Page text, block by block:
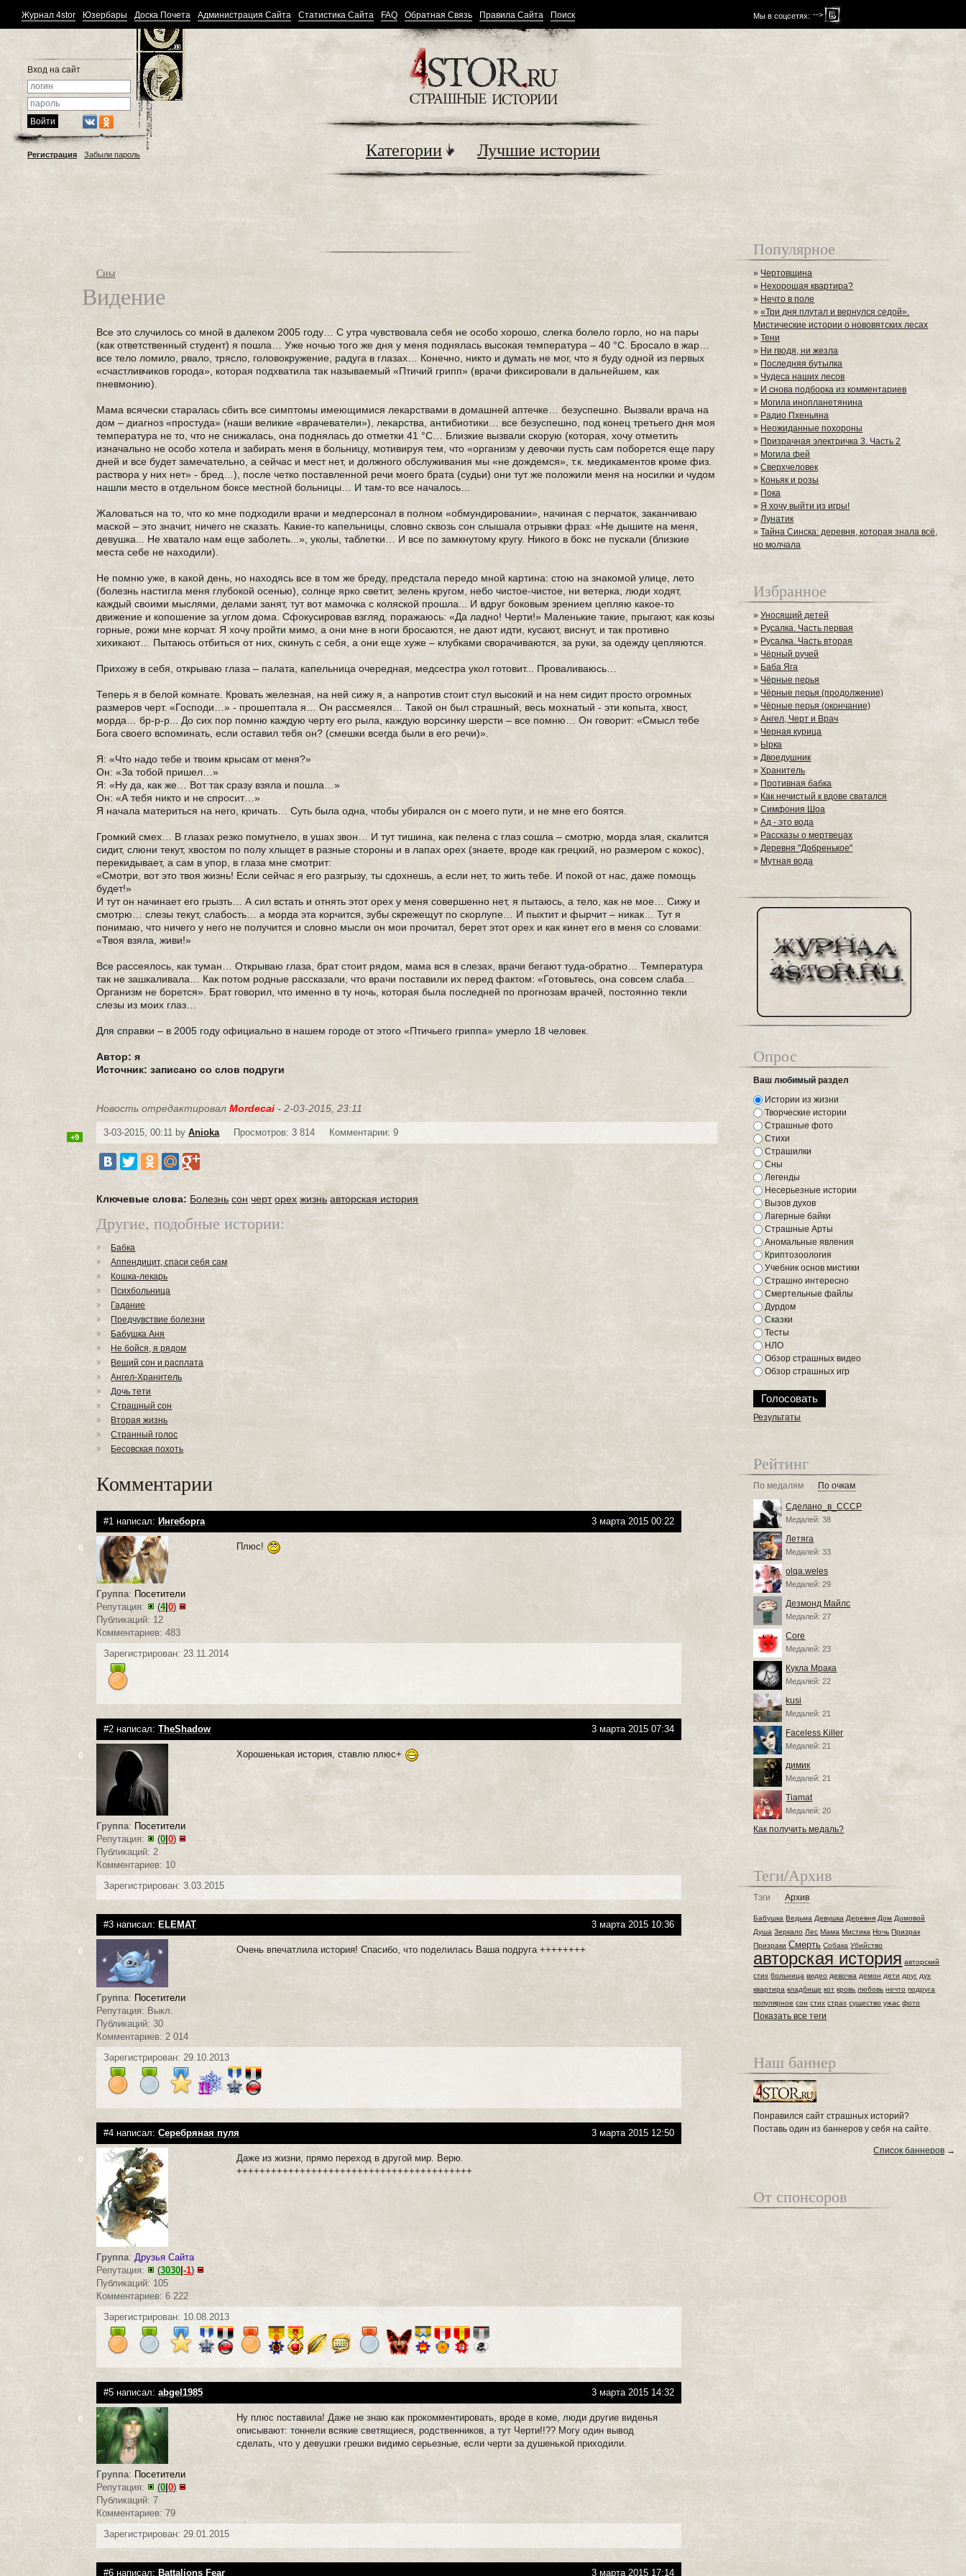
Мы в соцсетях: -->
Журнал 4stor Юзербары Доска Почета Администрация Сайта Статистика Сайта FAQ Обратная Связь Правила Сайта Поиск
Вход на сайт
Регистрация Забыли пароль Категории Лучшие истории
Сны
Видение
Все это случилось со мной в далеком 2005 году… С утра чувствовала себя не особо хорошо, слегка болело горло, но на пары
(как ответственный студент) я пошла… Уже ночью того же дня у меня поднялась высокая температура – 40 °С. Бросало в жар…
все тело ломило, рвало, трясло, головокружение, радуга в глазах… Конечно, никто и думать не мог, что я буду одной из первых
«счастливчиков города», которая подхватила так называемый «Птичий грипп» (врачи фиксировали в дальнейшем, как
пневмонию).
Мама всячески старалась сбить все симптомы имеющимися лекарствами в домашней аптечке… безуспешно. Вызвали врача на
дом – диагноз «простуда» (наши великие «врачеватели»), лекарства, антибиотики… все безуспешно, под конец третьего дня моя
температура не то, что не снижалась, она поднялась до отметки 41 °С… Близкие вызвали скорую (которая, хочу отметить
изначально не особо хотела и забирать меня в больницу, мотивируя тем, что «организм у девочки пусть сам поборется еще пару
дней и все будет замечательно, а сейчас и мест нет, и должного обслуживания мы «не дождемся», т.к. медикаментов кроме физ.
раствора у них нет» - бред…), после четко поставленной речи моего брата (судьи) они тут же положили меня на носилки и чудом
нашли место в отдельном боксе местной больницы… И там-то все началось…
Жаловаться на то, что ко мне подходили врачи и медперсонал в полном «обмундировании», начиная с перчаток, заканчиваю
маской – это значит, ничего не сказать. Какие-то капельницы, словно сквозь сон слышала отрывки фраз: «Не дышите на меня,
девушка... Не хватало нам еще заболеть...», уколы, таблетки… И все по замкнутому кругу. Никого в бокс не пускали (близкие
места себе не находили).
Не помню уже, в какой день, но находясь все в том же бреду, предстала передо мной картина: стою на знакомой улице, лето
(болезнь настигла меня глубокой осенью), солнце ярко светит, зелень кругом, небо чистое-чистое, ни ветерка, люди ходят,
каждый своими мыслями, делами занят, тут вот мамочка с коляской прошла... И вдруг боковым зрением цепляю какое-то
движение и копошение за углом дома. Сфокусировав взгляд, поражаюсь: «Да ладно! Черти!» Маленькие такие, прыгают, как козы
горные, рожи мне корчат. Я хочу пройти мимо, а они мне в ноги бросаются, не дают идти, кусают, виснут, и так противно
хихикают… Пытаюсь отбиться от них, скинуть с себя, а они еще хуже – клубками сворачиваются, за руки, за одежду цепляются.
Прихожу в себя, открываю глаза – палата, капельница очередная, медсестра укол готовит... Проваливаюсь…
Теперь я в белой комнате. Кровать железная, на ней сижу я, а напротив стоит стул высокий и на нем сидит просто огромных
размеров черт. «Господи…» - прошептала я… Он рассмеялся… Такой он был страшный, весь мохнатый - эти копыта, хвост,
морда… бр-р-р... До сих пор помню каждую черту его рыла, каждую ворсинку шерсти – все помню… Он говорит: «Смысл тебе
Бога своего вспоминать, если оставил тебя он? (смешки всегда были в его речи)».
Я: «Что надо тебе и твоим крысам от меня?»
Он: «За тобой пришел…»
Я: «Ну да, как же… Вот так сразу взяла и пошла…»
Он: «А тебя никто и не спросит…»
Я начала материться на него, кричать… Суть была одна, чтобы убирался он с моего пути, и не мне его боятся.
Громкий смех… В глазах резко помутнело, в ушах звон… И тут тишина, как пелена с глаз сошла – смотрю, морда злая, скалится
сидит, слюни текут, хвостом по полу хлыщет в разные стороны и в лапах орех (знаете, вроде как грецкий, но размером с кокос),
перекидывает, а сам в упор, в глаза мне смотрит:
«Смотри, вот это твоя жизнь! Если сейчас я его разгрызу, ты сдохнешь, а если нет, то жить тебе. И покой от нас, даже помощь
будет!»
И тут он начинает его грызть… А сил встать и отнять этот орех у меня совершенно нет, я пытаюсь, а тело, как не мое… Сижу и
смотрю… слезы текут, слабость… а морда эта корчится, зубы скрежещут по скорлупе… И пыхтит и фырчит – никак… Тут я
понимаю, что ничего у него не получится и словно мысли он мои прочитал, берет этот орех и как кинет его в меня со словами:
«Твоя взяла, живи!»
Все рассеялось, как туман… Открываю глаза, брат стоит рядом, мама вся в слезах, врачи бегают туда-обратно… Температура
так не зашкаливала… Как потом родные рассказали, что врачи поставили их перед фактом: «Готовьтесь, она совсем слаба…
Организм не борется». Брат говорил, что именно в ту ночь, которая была последней по прогнозам врачей, постоянно текли
слезы из моих глаз…
Для справки – в 2005 году официально в нашем городе от этого «Птичьего гриппа» умерло 18 человек.
Автор: я
Источник: записано со слов подруги
Новость отредактировалMordecai - 2-03-2015, 23:11
3-03-2015, 00:11 byAnioka Просмотров: 3 814 Комментарии: 9
+9
Ключевые слова: Болезнь сон черт орех жизнь авторская история
Другие, подобные истории:
Бабка
Аппендицит, спаси себя сам
Кошка-лекарь
Психбольница
Гадание
Предчувствие болезни
Бабушка Аня
Не бойся, я рядом
Вещий сон и расплата
Ангел-Хранитель
Дочь тети
Страшный сон
Вторая жизнь
Странный голос
Бесовская похоть
Комментарии
#1 написал: Ингеборга 3 марта 2015 00:22
0
Группа: Посетители
Репутация:
(4|0)
Публикаций: 12
Комментариев: 483
Плюс!
Зарегистрирован: 23.11.2014
#2 написал:TheShadow 3 марта 2015 07:34
0
Группа: Посетители
Репутация:
(0 |0)
Публикаций: 2
Комментариев: 10
Хорошенькая история, ставлю плюс+
Зарегистрирован: 3.03.2015
#3 написал: ELEMAT 3 марта 2015 10:36
0
Группа: Посетители
Репутация: Выкл.
Публикаций: 30
Комментариев: 2 014
Очень впечатлила история! Спасибо, что поделилась Ваша подруга ++++++++
Зарегистрирован: 29.10.2013
#4 написал:Серебряная пуля 3 марта 2015 12:50
0
Группа: Друзья Сайта
Репутация:
(3030|-1)
Публикаций: 105
Комментариев: 6 222
Даже из жизни, прямо переход в другой мир. Верю.
+++++++++++++++++++++++++++++++++++++++++
Зарегистрирован: 10.08.2013
#5 написал:abgel1985 3 марта 2015 14:32
0
Группа: Посетители
Репутация:
(0 |0)
Публикаций: 7
Комментариев: 79
Ну плюс поставила! Даже не знаю как прокомментировать, вроде в коме, люди другие виденья
описывают: тоннели всякие светящиеся, родственников, а тут Черти!!?? Могу один вывод
сделать, что у девушки грешки видимо серьезные, если черти за душенькой приходили.
Зарегистрирован: 29.01.2015
#6 написал: Battalions Fear 3 марта 2015 17:14
Популярное
» Чертовщина
» Нехорошая квартира?
» Нечто в поле
»«Три дня плутал и вернулся седой».
Мистические истории о нововятских лесах
»Тени
» Ни гводя, ни жезла
» Последняя бутылка
» Чудеса наших лесов
» И снова подборка из комментариев
» Могила инопланетянина
» Радио Пхеньяна
» Неожиданные похороны
» Призрачная электричка 3. Часть 2
» Могила фей
»Сверхчеловек
» Коньяк и розы
» Пока
»Я хочу выйти из игры!
»Лунатик
»Тайна Синска: деревня, которая знала всё,
но молчала
Избранное
»Уносящий детей
» Русалка. Часть первая
» Русалка. Часть вторая
» Чёрный ручей
» Баба Яга
» Чёрные перья
»Чёрные перья (продолжение)
» Чёрные перья (окончание)
»Ангел, Черт и Врач
» Черная курица
» Ырка
»Двоедушник
»Хранитель
» Противная бабка
» Как нечистый к вдове сватался
»Симфония Шоа
»Ад - это вода
» Рассказы о мертвецах
»Деревня "Добренькое"
» Мутная вода
Опрос
Ваш любимый раздел
Истории из жизни
Творческие истории
Страшные фото
Стихи
Страшилки
Сны
Легенды
Несерьезные истории
Вызов духов
Лагерные байки
Страшные Арты
Аномальные явления
Криптозоология
Учебник основ мистики
Страшно интересно
Смертельные файлы
Дурдом
Сказки
Тесты
НЛО
Обзор страшных видео
Обзор страшных игр
Результаты
Рейтинг
По медалям По очкам
Сделано_в_СССР
Медалей: 38
Летяга
Медалей: 33
olqa.weles
Медалей: 29
Дезмонд Майлс
Медалей: 27
Core
Медалей: 23
Кукла Мрака
Медалей: 22
kusi
Медалей: 21
Faceless Killer
Медалей: 21
димик
Медалей: 21
Tiamat
Медалей: 20
Как получить медаль?
Теги/Архив
Тэги Архив
Бабушка Ведьма Девушка Деревня Дом Домовой
Душа Зеркало Лес Мама Мистика Ночь Призрак
Призраки Смерть Собака Убийство
авторская история авторский
стих больница видео девочка демон дети друг дух
квартира кладбище кот кровь любовь нечто подруга
популярное сон стих страх существо ужас фото
Показать все теги
Наш баннер
Понравился сайт страшных историй?
Поставь один из баннеров у себя на сайте.
Список баннеров →
От спонсоров